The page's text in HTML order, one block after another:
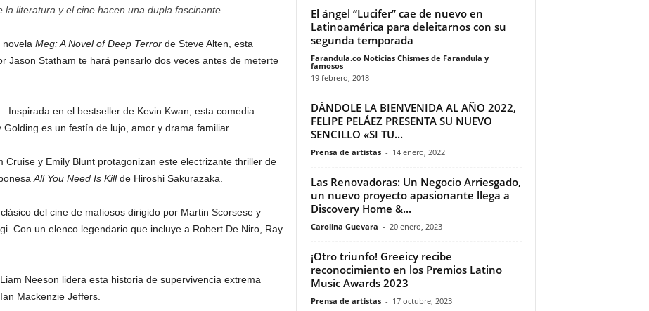
literatura y el cine hacen una dupla fascinante.
Meg: A Novel of Deep Terrorde Steve Alten, esta
Jason Statham te hará pensarlo dos veces antes de meterte
en el bestseller de Kevin Kwan, esta comedia
es un festín de lujo, amor y drama familiar.
Cruise y Emily Blunt protagonizan este electrizante thriller de
All You Need Is Killde Hiroshi Sakurazaka.
del cine de mafiosos dirigido por Martin Scorsese y
Con un elenco legendario que incluye a Robert De Niro, Ray
Neeson lidera esta historia de supervivencia extrema
Mackenzie Jeffers.
El ángel “Lucifer” cae de nuevo en
Latinoamérica para deleitarnos con su
segunda temporada
Farandula.co Noticias Chismes de Farandula y
famosos -
19 febrero, 2018
DÁNDOLE LA BIENVENIDA AL AÑO 2022,
FELIPE PELÁEZ PRESENTA SU NUEVO
SENCILLO «SI TU...
Prensa de artistas - 14 enero, 2022
Las Renovadoras: Un Negocio Arriesgado,
un nuevo proyecto apasionante llega a
Discovery Home &...
Carolina Guevara - 20 enero, 2023
¡Otro triunfo! Greeicy recibe
reconocimiento en los Premios Latino
Music Awards 2023
Prensa de artistas - 17 octubre, 2023